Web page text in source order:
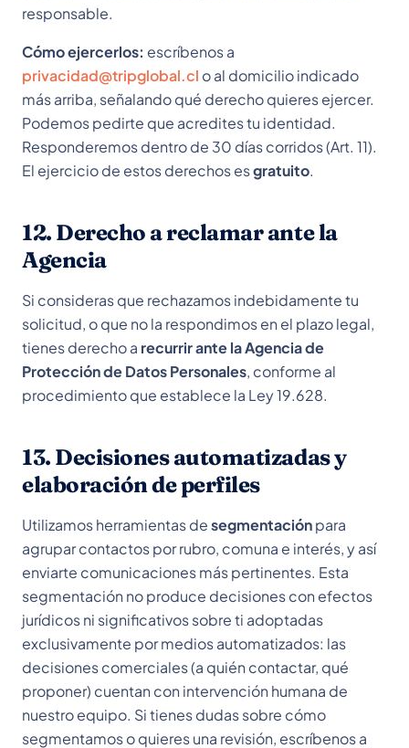
responsable.
Cómo ejercerlos: escríbenos a
privacidad@tripglobal.cl o al domicilio indicado
más arriba, señalando qué derecho quieres ejercer.
Podemos pedirte que acredites tu identidad.
Responderemos dentro de 30 días corridos (Art. 11).
El ejercicio de estos derechos esgratuito.
12. Derecho a reclamar ante la
Agencia
Si consideras que rechazamos indebidamente tu
solicitud, o que no la respondimos en el plazo legal,
tienes derecho a recurrir ante la Agencia de
Protección de Datos Personales, conforme al
procedimiento que establece la Ley 19.628.
13. Decisiones automatizadas y
elaboración de perfiles
Utilizamos herramientas desegmentaciónpara
agrupar contactos por rubro, comuna e interés, y así
enviarte comunicaciones más pertinentes. Esta
segmentación no produce decisiones con efectos
jurídicos ni significativos sobre ti adoptadas
exclusivamente por medios automatizados: las
decisiones comerciales (a quién contactar, qué
proponer) cuentan con intervención humana de
nuestro equipo. Si tienes dudas sobre cómo
segmentamos o quieres una revisión, escríbenos a